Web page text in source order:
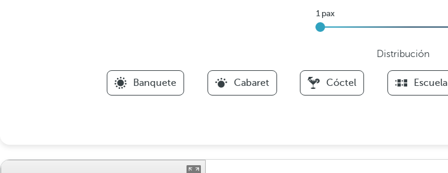
Distribución
F
s
Banquete Cabaret Cóctel Escuela